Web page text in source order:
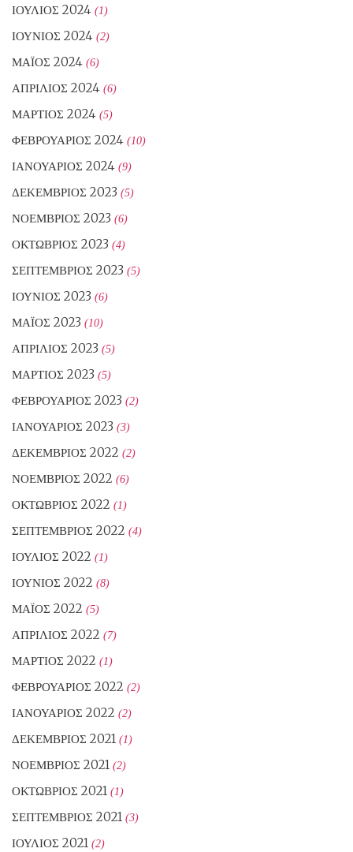
ΙΟΎΛΙΟΣ 2024 (1)
ΙΟΎΝΙΟΣ 2024 (2)
ΜΆΙΟΣ 2024 (6)
ΑΠΡΊΛΙΟΣ 2024 (6)
ΜΆΡΤΙΟΣ 2024 (5)
ΦΕΒΡΟΥΆΡΙΟΣ 2024 (10)
ΙΑΝΟΥΆΡΙΟΣ 2024 (9)
ΔΕΚΈΜΒΡΙΟΣ 2023 (5)
ΝΟΈΜΒΡΙΟΣ 2023 (6)
ΟΚΤΏΒΡΙΟΣ 2023 (4)
ΣΕΠΤΈΜΒΡΙΟΣ 2023 (5)
ΙΟΎΝΙΟΣ 2023 (6)
ΜΆΙΟΣ 2023 (10)
ΑΠΡΊΛΙΟΣ 2023 (5)
ΜΆΡΤΙΟΣ 2023 (5)
ΦΕΒΡΟΥΆΡΙΟΣ 2023 (2)
ΙΑΝΟΥΆΡΙΟΣ 2023 (3)
ΔΕΚΈΜΒΡΙΟΣ 2022 (2)
ΝΟΈΜΒΡΙΟΣ 2022 (6)
ΟΚΤΏΒΡΙΟΣ 2022 (1)
ΣΕΠΤΈΜΒΡΙΟΣ 2022 (4)
ΙΟΎΛΙΟΣ 2022 (1)
ΙΟΎΝΙΟΣ 2022 (8)
ΜΆΙΟΣ 2022 (5)
ΑΠΡΊΛΙΟΣ 2022 (7)
ΜΆΡΤΙΟΣ 2022 (1)
ΦΕΒΡΟΥΆΡΙΟΣ 2022 (2)
ΙΑΝΟΥΆΡΙΟΣ 2022 (2)
ΔΕΚΈΜΒΡΙΟΣ 2021 (1)
ΝΟΈΜΒΡΙΟΣ 2021 (2)
ΟΚΤΏΒΡΙΟΣ 2021 (1)
ΣΕΠΤΈΜΒΡΙΟΣ 2021 (3)
ΙΟΎΛΙΟΣ 2021 (2)